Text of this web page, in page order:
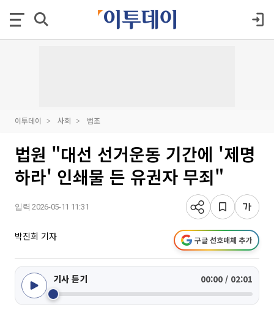
이투데이 사회 법조
법원 "대선 선거운동 기간에 '제명
하라' 인쇄물 든 유권자 무죄"
입력 2026-05-11 11:31
박진희 기자 구글 선호매체 추가
기사 듣기 00:00 / 02:01